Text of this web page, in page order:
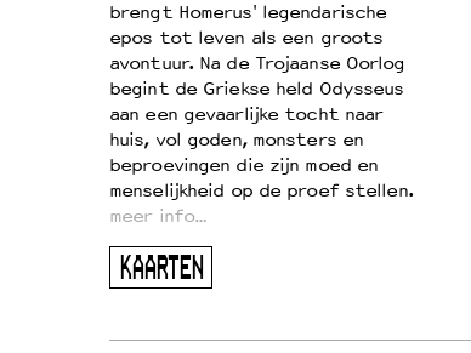
brengt Homerus' legendarische
epos tot leven als een groots
avontuur. Na de Trojaanse Oorlog
begint de Griekse held Odysseus
aan een gevaarlijke tocht naar
huis, vol goden, monsters en
beproevingen die zijn moed en
menselijkheid op de proef stellen.
meer info…
KAARTEN